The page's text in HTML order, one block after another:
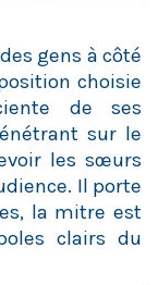
gens à côté
choisie
de ses
sur le
les sœurs
Il porte
la mitre est
clairs du